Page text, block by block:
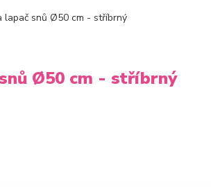
lapač snů Ø50 cm - stříbrný
Ø50 cm - stříbrný